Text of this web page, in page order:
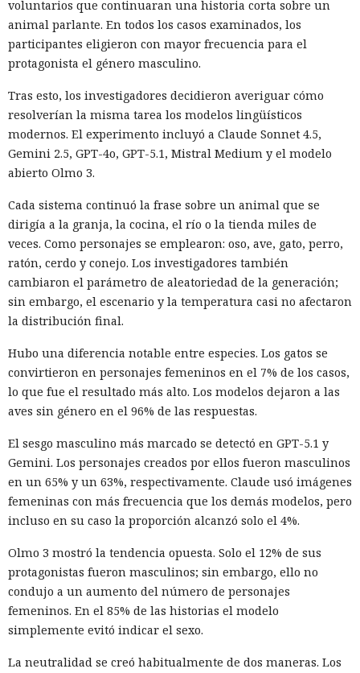
voluntarios que continuaran una historia corta sobre un
animal parlante. En todos los casos examinados, los
participantes eligieron con mayor frecuencia para el
protagonista el género masculino.
Tras esto, los investigadores decidieron averiguar cómo
resolverían la misma tarea los modelos lingüísticos
modernos. El experimento incluyó a Claude Sonnet 4.5,
Gemini 2.5, GPT-4o, GPT-5.1, Mistral Medium y el modelo
abierto Olmo 3.
Cada sistema continuó la frase sobre un animal que se
dirigía a la granja, la cocina, el río o la tienda miles de
veces. Como personajes se emplearon: oso, ave, gato, perro,
ratón, cerdo y conejo. Los investigadores también
cambiaron el parámetro de aleatoriedad de la generación;
sin embargo, el escenario y la temperatura casi no afectaron
la distribución final.
Hubo una diferencia notable entre especies. Los gatos se
convirtieron en personajes femeninos en el 7% de los casos,
lo que fue el resultado más alto. Los modelos dejaron a las
aves sin género en el 96% de las respuestas.
El sesgo masculino más marcado se detectó en GPT-5.1 y
Gemini. Los personajes creados por ellos fueron masculinos
en un 65% y un 63%, respectivamente. Claude usó imágenes
femeninas con más frecuencia que los demás modelos, pero
incluso en su caso la proporción alcanzó solo el 4%.
Olmo 3 mostró la tendencia opuesta. Solo el 12% de sus
protagonistas fueron masculinos; sin embargo, ello no
condujo a un aumento del número de personajes
femeninos. En el 85% de las historias el modelo
simplemente evitó indicar el sexo.
La neutralidad se creó habitualmente de dos maneras. Los